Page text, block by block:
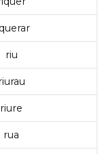
riu
riure
rua